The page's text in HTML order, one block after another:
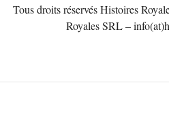
Tous droits réservés Histoires
Royales SRL –